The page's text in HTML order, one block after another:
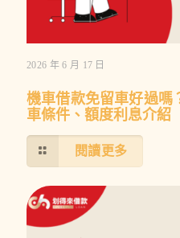
2026 年 6 月 17 日
機車借款免留車好過嗎
車條件、額度利息介紹
閱讀更多